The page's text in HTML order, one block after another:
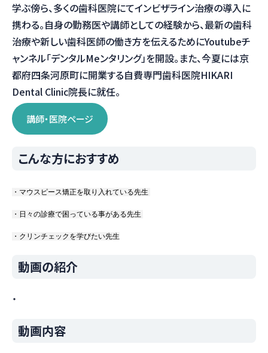
学ぶ傍ら、多くの歯科医院にてインビザライン治療の導入に
携わる。自身の勤務医や講師としての経験から、最新の歯科
治療や新しい歯科医師の働き方を伝えるためにYoutubeチ
ャンネル「デンタルMeンタリング」を開設。また、今夏には京
都府四条河原町に開業する自費専門歯科医院HIKARI
Dental Clinic院長に就任。
講師・医院ページ
こんな方におすすめ
・マウスピース矯正を取り入れている先生
・日々の診療で困っている事がある先生
・クリンチェックを学びたい先生
動画の紹介
・
動画内容